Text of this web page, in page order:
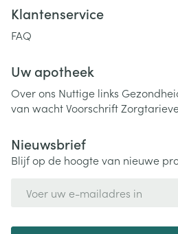
Klantenservice
FAQ
Uw apotheek
Over ons Nuttige links
van wachtVoorschrift
Nieuwsbrief
Blijf op de hoogte van nieuwe